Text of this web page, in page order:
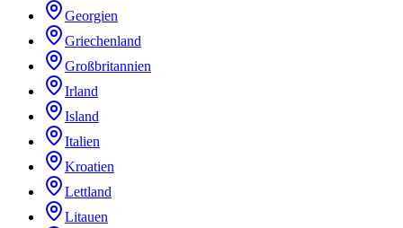
Georgien
Griechenland
Großbritannien
Irland
Island
Italien
Kroatien
Lettland
Litauen